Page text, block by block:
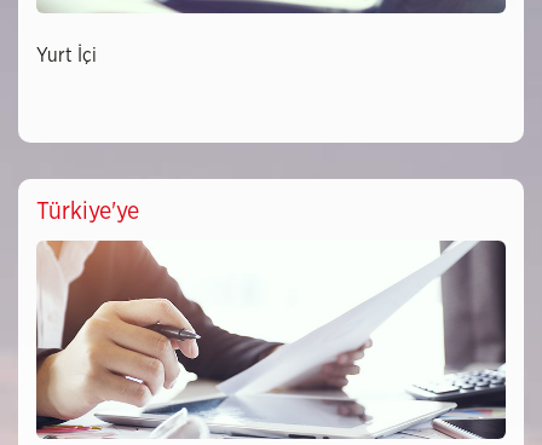
Yurt İçi
Türkiye'ye